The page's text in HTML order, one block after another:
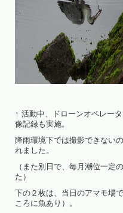
↑ 活動中、ドローンオペレー
像記録も実施。
降雨環境下では撮影できない
れました。
（また別日で、毎月潮位一定
た）
下の２枚は、当日のアマモ場
ころに魚あり）。